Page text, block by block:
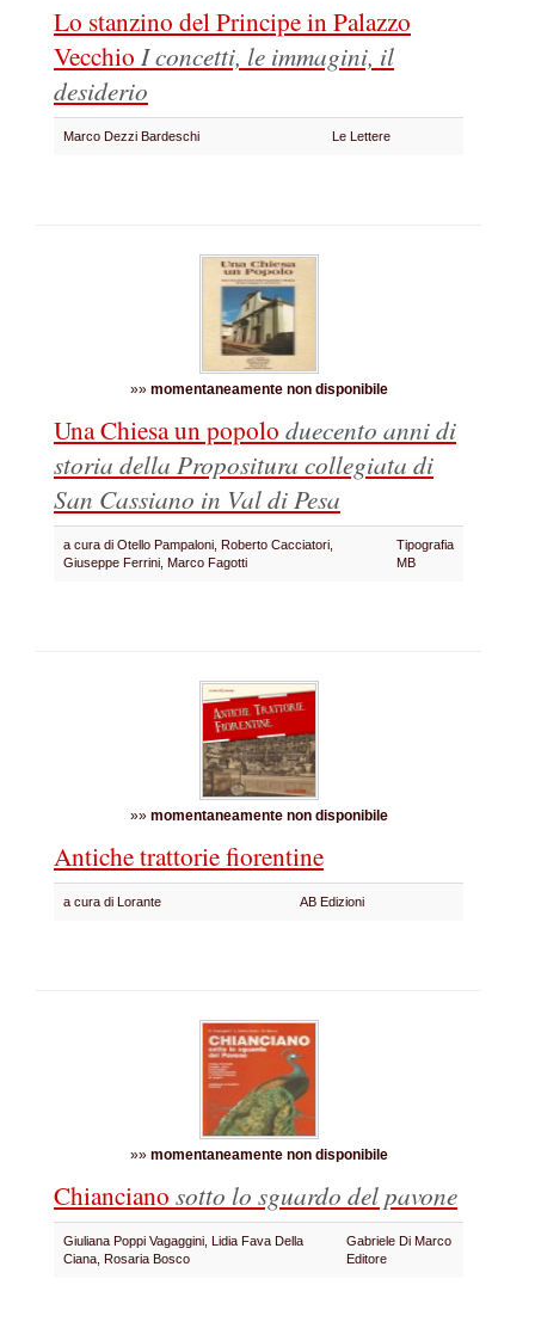
Lo stanzino del Principe in Palazzo
Vecchio I concetti, le immagini, il
desiderio
Marco Dezzi Bardeschi Le Lettere
»» momentaneamente non disponibile
Una Chiesa un popolo duecento anni di
storia della Propositura collegiata di
San Cassiano in Val di Pesa
a cura di Otello Pampaloni, Roberto Cacciatori,
Giuseppe Ferrini, Marco Fagotti
Tipografia
MB
»» momentaneamente non disponibile
Antiche trattorie fiorentine
a cura di Lorante AB Edizioni
»» momentaneamente non disponibile
Chianciano sotto lo sguardo del pavone
Giuliana Poppi Vagaggini, Lidia Fava Della
Ciana, Rosaria Bosco
Gabriele Di Marco
Editore